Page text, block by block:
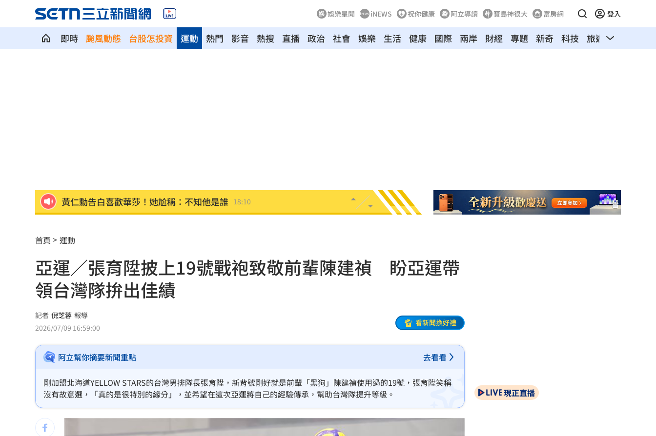
娛樂星聞 iNEWS 祝你健康 阿立導讀 寶島神很大 富房網 登入
即時 颱風動態 台股怎投資 熱門 影音 熱搜 直播 政治 社會 娛樂 生活 健康 國際 兩岸
運動 財經 專題 新奇 科技 旅遊 汽車
黃仁勳告白喜歡華莎！她尬稱：不知他是誰 18:10
白海豚沒陸警卻比巴威有感！氣象署曝關鍵
金價1週漲300美元！一票華爾街分析師看多 18:07
傳遭逮捕後 中國前財長樓繼偉出席論壇
遭對手陣營諷「新北晉慧帝」 蘇巧慧反擊
獨／田路路生活陷困境！女歌手超狂暖舉曝
公費肺鏈疫苗8/10升級QA秒懂：只需打1劑
台指期破45000點 本週聚焦鴻海、大立光 17:56
首頁 運動
亞運／張育陞披上19號戰袍致敬前輩陳建禎 盼亞運帶
領台灣隊拚出佳績
記者 倪芝蓉 報導
2026/07/09 16:59:00
看新聞換好禮
阿立幫你摘要新聞重點 去看看
剛加盟北海道YELLOW STARS的台灣男排隊長張育陞，新背號剛好就是前輩「黑狗」陳建禎使用過的19號，張育陞笑稱
沒有故意選，「真的是很特別的緣分」，並希望在這次亞運將自己的經驗傳承，幫助台灣隊提升等級。
現正直播